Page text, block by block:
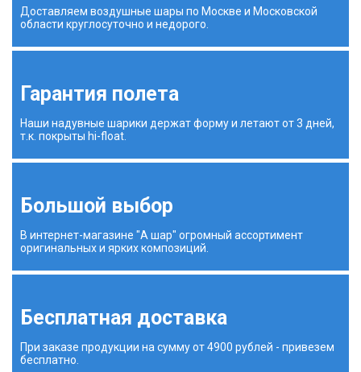
Доставляем воздушные шары по Москве и Московской
области круглосуточно и недорого.
Гарантия полета
Наши надувные шарики держат форму и летают от 3 дней,
т.к. покрыты hi-float.
Большой выбор
В интернет-магазине "А шар" огромный ассортимент
оригинальных и ярких композиций.
Бесплатная доставка
При заказе продукции на сумму от 4900 рублей - привезем
бесплатно.